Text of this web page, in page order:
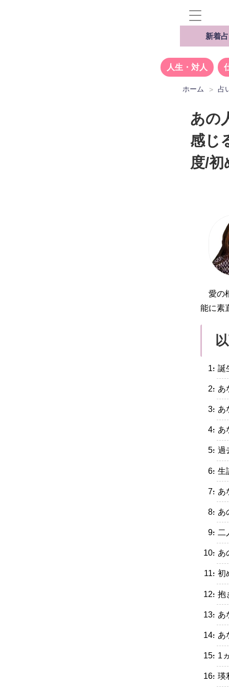
新着
人生・対人
ホーム 占
あの
感じ
度/
愛の
能に素
・誕
・あ
・あ
・あ
・過
・生
・あ
・あ
・二
・あ
・初
・抱
・あ
・あ
・1
・瑛